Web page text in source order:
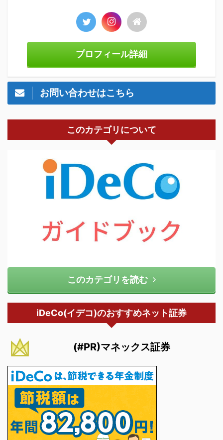
プロフィール詳細
お問い合わせはこちら
このカテゴリについて
このカテゴリを読む
iDeCo(イデコ)のおすすめネット証券
(#PR)マネックス証券